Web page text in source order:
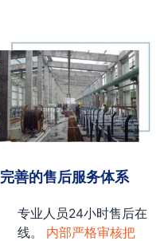
完善的售后服务体系
专业人员24小时售后在
线。 内部严格审核把